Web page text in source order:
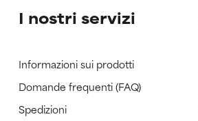
I nostri servizi
Informazioni sui prodotti
Domande frequenti (FAQ)
Spedizioni